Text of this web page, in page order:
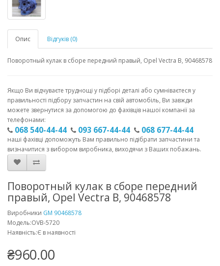
Опис Відгуків (0)
Поворотный кулак в сборе передний правый, Opel Vectra B, 90468578
Якщо Ви відчуваєте труднощі у підборі деталі або сумніваєтеся у
правильності підбору запчастин на свій автомобіль, Ви завжди
можете звернутися за допомогою до фахівців нашої компанії за
телефонами:
068 540-44-44 093 667-44-44 068 677-44-44
наші фахівці допоможуть Вам правильно підібрати запчастини та
визначитися з вибором виробника, виходячи з Ваших побажань.
Поворотный кулак в сборе передний
правый, Opel Vectra B, 90468578
Виробники GM 90468578
Модель:OVB-5720
Наявність:Є в наявності
₴960.00